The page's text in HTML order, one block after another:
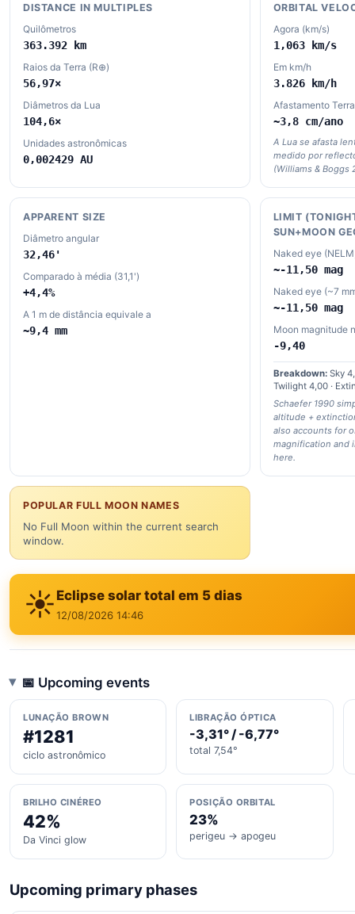
DISTANCE IN MULTIPLES
Quilômetros
363.392 km
Raios da Terra (R⊕)
56,97×
Diâmetros da Lua
104,6×
Unidades astronômicas
0,002429 AU
ORBITAL
Agora (km/s)
1,063 km/s
Em km/h
3.826 km/h
Afastamento
~3,8 cm/ano
A Lua se afasta
medido por
(Williams & Boggs
APPARENT SIZE
Diâmetro angular
32,46'
Comparado à média (31,1')
+4,4%
A 1 m de distância equivale a
~9,4 mm
LIMIT
SUN+MOON
Naked eye
~-11,50 mag
Naked eye (~7
~-11,50 mag
Moon magnitude
-9,40
Breakdown:Sky
Twilight 4,00 ·
Schaefer 1990
altitude +
also accounts for
magnification and
here.
POPULAR FULL MOON NAMES
No Full Moon within the current search
window.
☀️ Eclipse solar total em 5 dias
12/08/2026 14:46
📅 Upcoming events
LUNAÇÃO BROWN
#1281
ciclo astronômico
LIBRAÇÃO ÓPTICA
-3,31° / -6,77°
total 7,54°
BRILHO CINÉREO
42%
Da Vinci glow
POSIÇÃO ORBITAL
23%
perigeu → apogeu
Upcoming primary phases